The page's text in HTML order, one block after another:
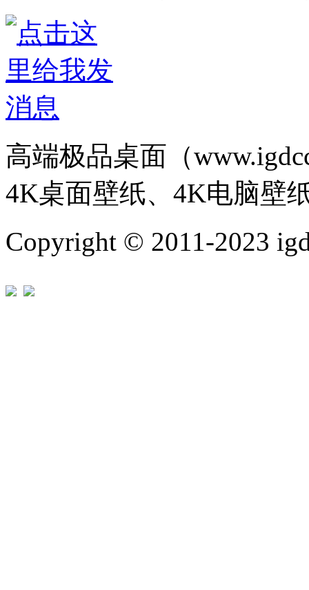
高端极品桌面（
4K桌面壁纸、4K电脑壁
Copyright © 2011-2023